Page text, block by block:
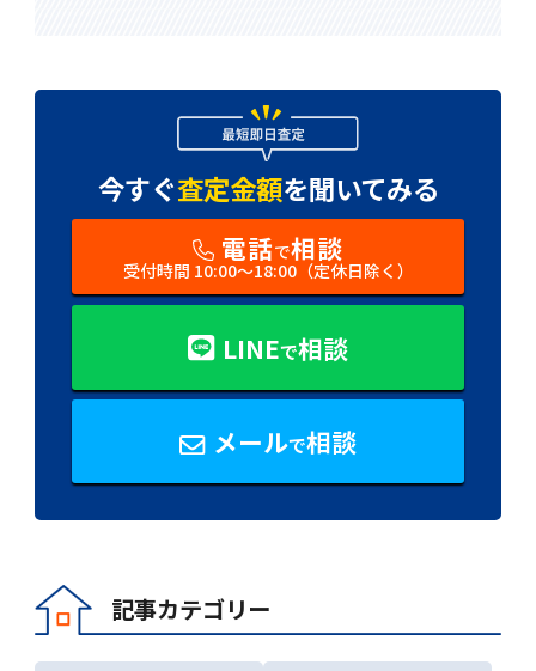
今すぐ査定金額を聞いてみる
電話で相談
受付時間 10:00〜18:00（定休日除く）
LINEで相談
メールで相談
記事カテゴリー